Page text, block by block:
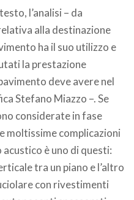
l’analisi – da
alla destinazione
ha il suo utilizzo e
la prestazione
deve avere nel
Stefano Miazzo –. Se
considerate in fase
moltissime complicazioni
è uno di questi:
tra un piano e l’altro
con rivestimenti